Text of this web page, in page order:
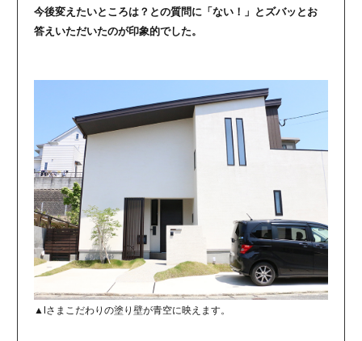
今後変えたいところは？との質問に「ない！」とズバッとお
答えいただいたのが印象的でした。
▲Iさまこだわりの塗り壁が青空に映えます。